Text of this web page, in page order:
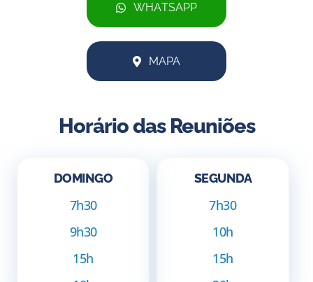
WHATSAPP
MAPA
Horário das Reuniões
DOMINGO
7h30
9h30
15h
SEGUNDA
7h30
10h
15h